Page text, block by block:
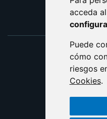
acceda al
Puede
cómo
riesgos
Cookies.